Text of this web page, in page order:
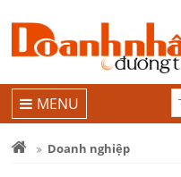
MENU
Doanh nghiệp